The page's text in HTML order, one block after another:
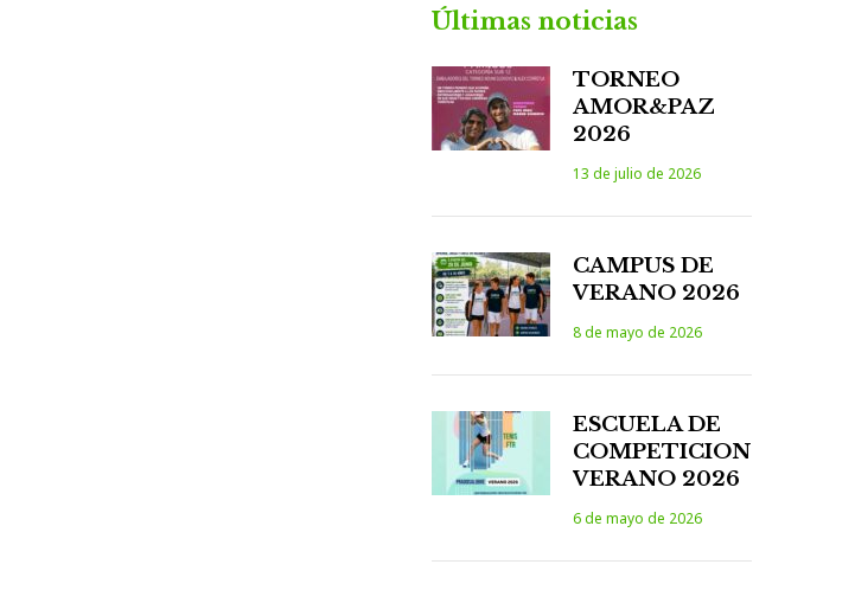
Últimas noticias
TORNEO
AMOR&PAZ
2026
13 de julio de 2026
CAMPUS DE
VERANO 2026
8 de mayo de 2026
ESCUELA DE
COMPETICION
VERANO 2026
6 de mayo de 2026